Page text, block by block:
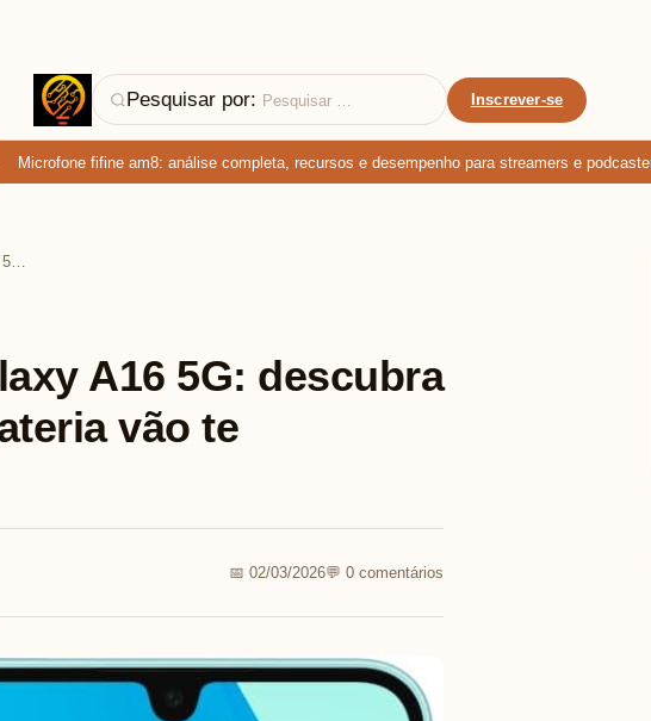
Pesquisar por: Inscrever-se
fifine am8: análise completa, recursos e desempenho para streamers e podcasters
A16 5G: descubra
vão te
📅 02/03/2026💬 0 comentários